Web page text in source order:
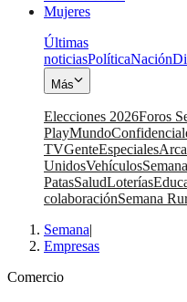
Mujeres
Últimas
noticiasPolíticaNación
Más
Elecciones 2026Foros
PlayMundo
TVGenteEspeciales
UnidosVehículos
PatasSaludLoterías
colaboraciónSemana
Semana|
Empresas
Comercio